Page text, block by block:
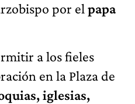
por el papa
a los fieles
en la Plaza de
iglesias,